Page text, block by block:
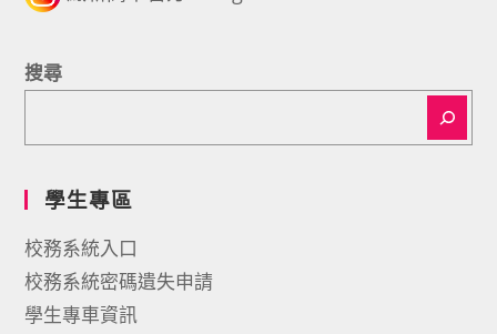
搜尋
學生專區
校務系統入口
校務系統密碼遺失申請
學生專車資訊